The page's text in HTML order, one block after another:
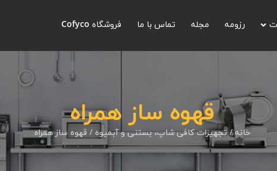
رزومه مجله تماس با ما فروشگاه Cofyco
قهوه ساز همراه
خانه/تجهیزات کافی شاپ، بستنی و آبمیوه / قهوه ساز همراه